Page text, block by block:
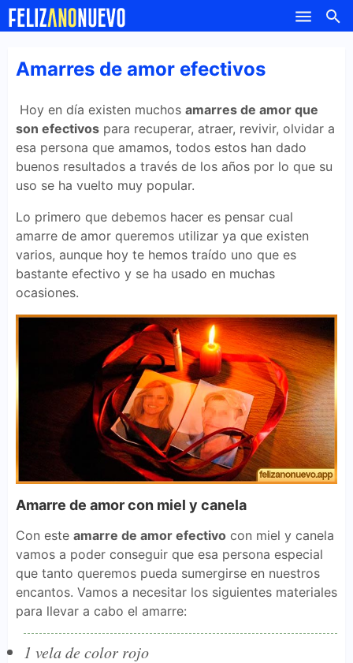
-->
Skip to main content
Amarres de amor efectivos
Hoy en día existen muchos amarres de amor que
son efectivos para recuperar, atraer, revivir, olvidar a
esa persona que amamos, todos estos han dado
buenos resultados a través de los años por lo que su
uso se ha vuelto muy popular.
Lo primero que debemos hacer es pensar cual
amarre de amor queremos utilizar ya que existen
varios, aunque hoy te hemos traído uno que es
bastante efectivo y se ha usado en muchas
ocasiones.
Amarre de amor con miel y canela
Con este amarre de amor efectivo con miel y canela
vamos a poder conseguir que esa persona especial
que tanto queremos pueda sumergirse en nuestros
encantos. Vamos a necesitar los siguientes materiales
para llevar a cabo el amarre:
1 vela de color rojo